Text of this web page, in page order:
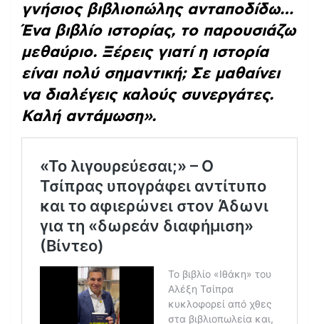
γνήσιος βιβλιοπώλης ανταποδίδω…
Ένα βιβλίο ιστορίας, το παρουσιάζω
μεθαύριο. Ξέρεις γιατί η ιστορία
είναι πολύ σημαντική; Σε μαθαίνει
να διαλέγεις καλούς συνεργάτες.
Καλή αντάμωση».